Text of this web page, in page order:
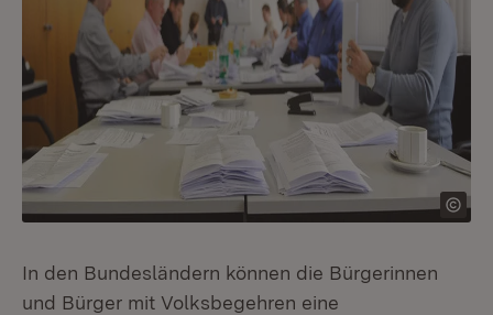
In den Bundesländern können die Bürgerinnen
und Bürger mit Volksbegehren eine